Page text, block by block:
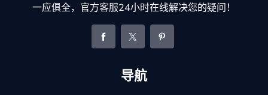
一应俱全，官方客服24小时在线解决您的疑问！
导航